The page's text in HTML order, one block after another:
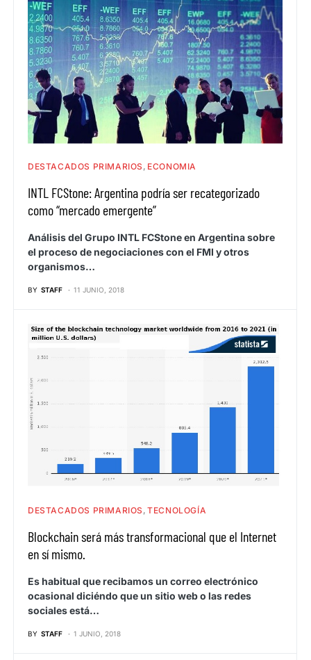
DESTACADOS PRIMARIOS ECONOMIA
INTL FCStone: Argentina podría ser recategorizado
como “mercado emergente”
Análisis del Grupo INTL FCStone en Argentina sobre
el proceso de negociaciones con el FMI y otros
organismos…
BY STAFF 11 JUNIO, 2018
DESTACADOS PRIMARIOS TECNOLOGÍA
Blockchain será más transformacional que el Internet
en sí mismo.
Es habitual que recibamos un correo electrónico
ocasional diciéndo que un sitio web o las redes
sociales está…
BY STAFF 1 JUNIO, 2018